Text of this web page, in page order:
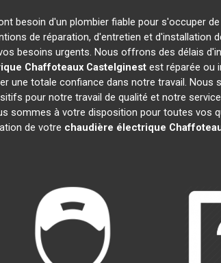
besoin d'un plombier fiable pour s'occuper
de réparation, d'entretien et d'installation
besoins urgents. Nous offrons des délais
Chaffoteaux Castelginestest réparée ou
une totale confiance dans notre travail. Nous
pour notre travail de qualité et notre
sommes à votre disposition pour toutes vos
de votre chaudière électrique